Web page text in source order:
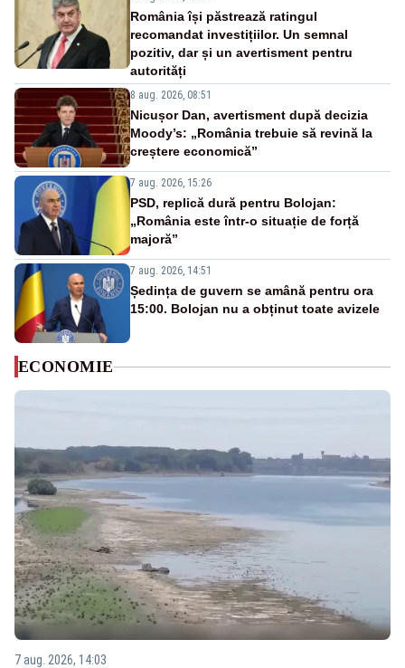
România își păstrează ratingul
recomandat investițiilor. Un semnal
pozitiv, dar și un avertisment pentru
autorități
8 aug. 2026, 08:51
Nicușor Dan, avertisment după decizia
Moody’s: „România trebuie să revină la
creștere economică”
7 aug. 2026, 15:26
PSD, replică dură pentru Bolojan:
„România este într-o situație de forță
majoră”
7 aug. 2026, 14:51
Ședința de guvern se amână pentru ora
15:00. Bolojan nu a obținut toate avizele
ECONOMIE
7 aug. 2026, 14:03